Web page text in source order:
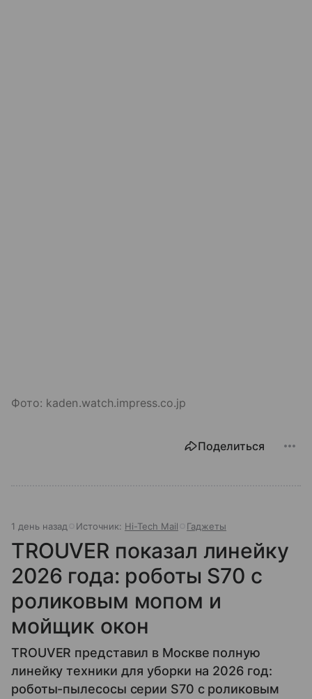
Фото: kaden.watch.impress.co.jp
Поделиться
1 день назад Источник: Hi-Tech Mail Гаджеты
TROUVER показал линейку
2026 года: роботы S70 с
роликовым мопом и
мойщик окон
TROUVER представил в Москве полную
линейку техники для уборки на 2026 год:
роботы-пылесосы серии S70 с роликовым